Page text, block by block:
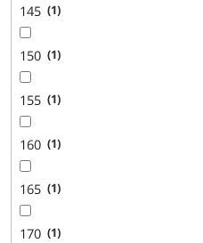
145 1
150 1
155 1
160 1
165 1
170 1